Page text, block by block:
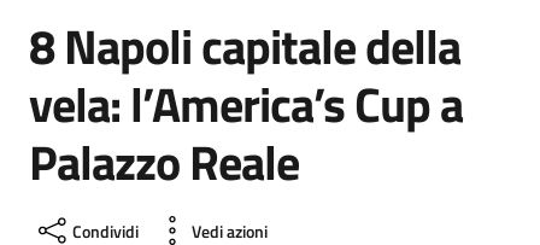
8 Napoli capitale della
vela: l’America’s Cup a
Palazzo Reale
Condividi Vedi azioni